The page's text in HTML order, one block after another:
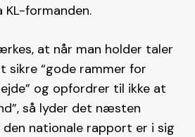
KL-formanden.
at når man holder taler
sikre “gode rammer for
og opfordrer til ikke at
så lyder det næsten
den nationale rapport er i sig